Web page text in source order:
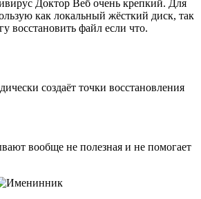
Доктор Веб очень крепкий. Для
как локальный жёсткий диск, так
восстановить файл если что.
создаёт точки восстановления
вообще не полезная и не помогает